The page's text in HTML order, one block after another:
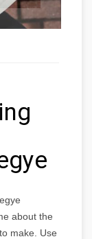
about the
make. Use